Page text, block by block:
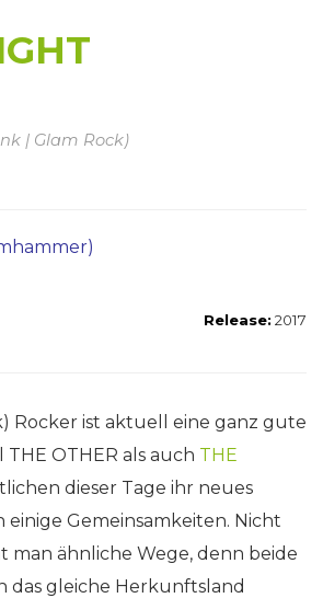
| Glam Rock)
Release: 2017
Rocker ist aktuell eine ganz gute
OTHER als auch THE
dieser Tage ihr neues
Gemeinsamkeiten. Nicht
man ähnliche Wege, denn beide
das gleiche Herkunftsland